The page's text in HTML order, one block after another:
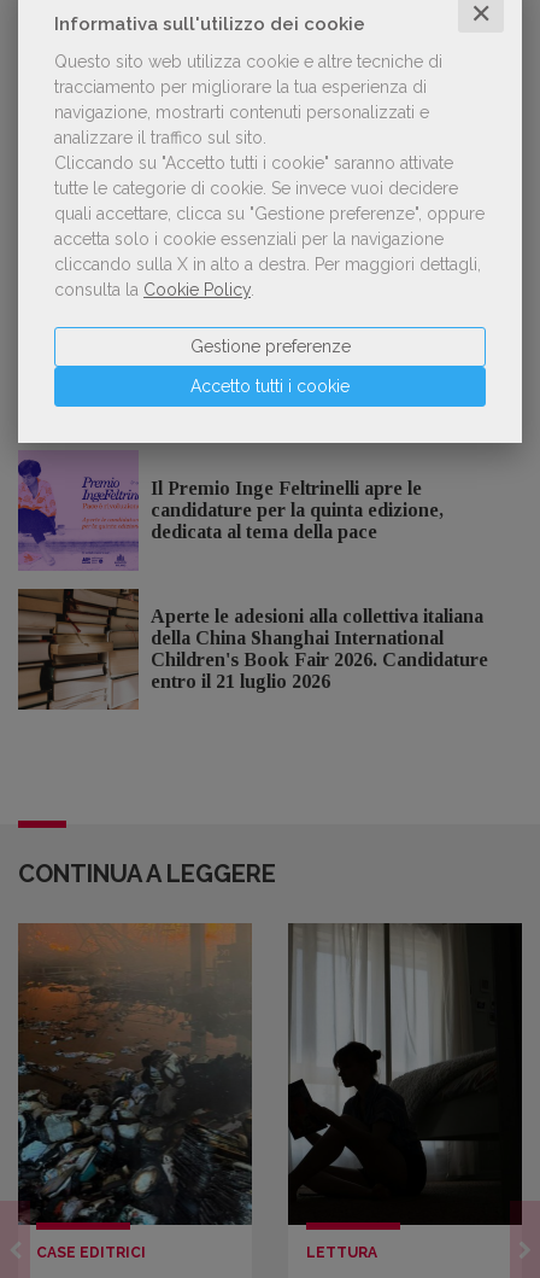
Informativa sull'utilizzo dei cookie ✕
Questo sito web utilizza cookie e altre tecniche di
tracciamento per migliorare la tua esperienza di
navigazione, mostrarti contenuti personalizzati e
analizzare il traffico sul sito.
Cliccando su "Accetto tutti i cookie" saranno attivate
tutte le categorie di cookie. Se invece vuoi decidere
quali accettare, clicca su "Gestione preferenze", oppure
accetta solo i cookie essenziali per la navigazione
cliccando sulla X in alto a destra.
Per maggiori dettagli,
consulta la Cookie Policy
Accetto tutti i cookie
Gestione preferenze
Forse è il momento di cambiare prospettiva
sull’intelligenza artificiale
Kobo ha rifiutato il 45% dei testi ricevuti per
sospetto utilizzo dell’IA
NOTIZIE DALL'AIE
Il Premio Inge Feltrinelli apre le
candidature per la quinta edizione,
dedicata al tema della pace
Aperte le adesioni alla collettiva italiana
della China Shanghai International
Children's Book Fair 2026. Candidature
entro il 21 luglio 2026
CONTINUA A LEGGERE
CASE EDITRICI LETTURA